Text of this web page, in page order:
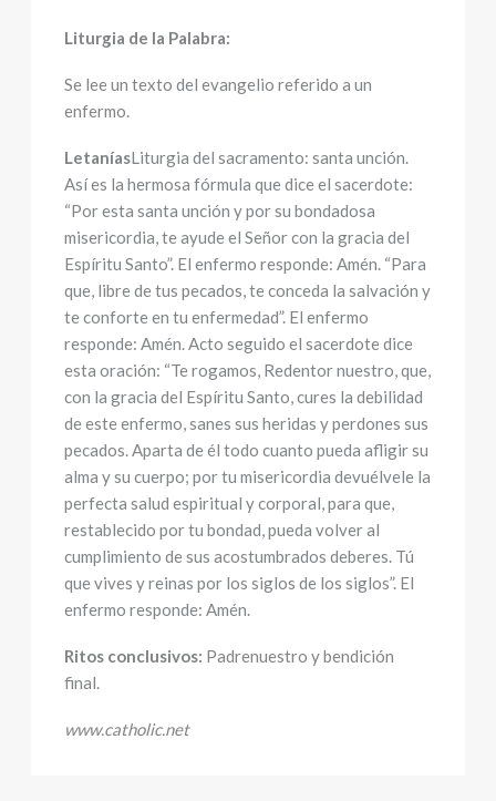
Liturgia de la Palabra:
Se lee un texto del evangelio referido a un
enfermo.
LetaníasLiturgia del sacramento: santa unción.
Así es la hermosa fórmula que dice el sacerdote:
“Por esta santa unción y por su bondadosa
misericordia, te ayude el Señor con la gracia del
Espíritu Santo”. El enfermo responde: Amén. “Para
que, libre de tus pecados, te conceda la salvación y
te conforte en tu enfermedad”. El enfermo
responde: Amén. Acto seguido el sacerdote dice
esta oración: “Te rogamos, Redentor nuestro, que,
con la gracia del Espíritu Santo, cures la debilidad
de este enfermo, sanes sus heridas y perdones sus
pecados. Aparta de él todo cuanto pueda afligir su
alma y su cuerpo; por tu misericordia devuélvele la
perfecta salud espiritual y corporal, para que,
restablecido por tu bondad, pueda volver al
cumplimiento de sus acostumbrados deberes. Tú
que vives y reinas por los siglos de los siglos”. El
enfermo responde: Amén.
Ritos conclusivos: Padrenuestro y bendición
final.
www.catholic.net